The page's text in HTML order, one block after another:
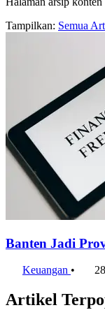
Tampilkan: Semua
Banten Jadi
Keuangan •
Artikel